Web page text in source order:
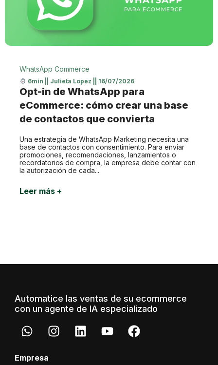
WhatsApp Commerce
6min Julieta Lopez 16/07/2026
Opt-in de WhatsApp para
eCommerce: cómo crear una base
de contactos que convierta
Una estrategia de WhatsApp Marketing necesita una
base de contactos con consentimiento. Para enviar
promociones, recomendaciones, lanzamientos o
recordatorios de compra, la empresa debe contar con
la autorización de cada...
Leer más +
Automatice las ventas de su ecommerce
con un agente de IA especializado
Empresa